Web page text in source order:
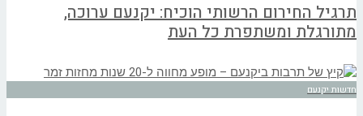
תרגיל החירום הרשותי הוכיח: יקנעם ערוכה,
מתורגלת ומשתפרת כל העת
חדשות יקנעם